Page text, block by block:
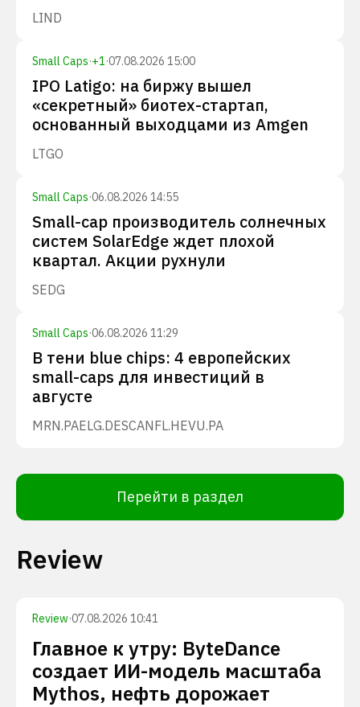
LIND
Small Caps·+1·07.08.2026 15:00
IPO Latigo: на биржу вышел
«секретный» биотех-стартап,
основанный выходцами из Amgen
LTGO
Small Caps·06.08.2026 14:55
Small-cap производитель солнечных
систем SolarEdge ждет плохой
квартал. Акции рухнули
SEDG
Small Caps·06.08.2026 11:29
В тени blue chips: 4 европейских
small-caps для инвестиций в
августе
MRN.PAELG.DESCANFL.HEVU.PA
Перейти в раздел
Review
Review·07.08.2026 10:41
Главное к утру: ByteDance
создает ИИ-модель масштаба
Mythos, нефть дорожает